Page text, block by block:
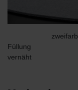
vernäht